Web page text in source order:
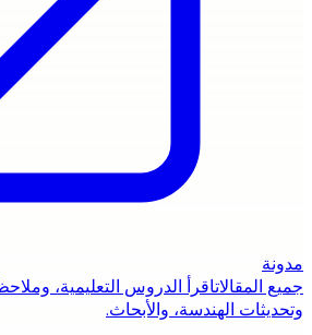
مدونة
جميع المقالاتاقرأ الدروس التعليمية،
وتحديثات الهندسة، والأبحاث.